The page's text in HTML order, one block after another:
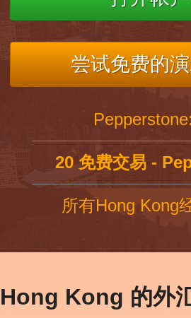
尝试免费的
20 免费交易 -
所有Hong Kong
Hong Kong 的外